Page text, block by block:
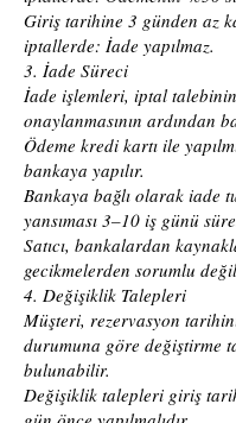
Giriş tarihine 3 günden az
iptallerde: İade yapılmaz.
3. İade Süreci
İade işlemleri, iptal talebinin
onaylanmasının ardından
Ödeme kredi kartı ile
bankaya yapılır.
Bankaya bağlı olarak iade
yansıması 3–10 iş günü
Satıcı, bankalardan
gecikmelerden sorumlu
4. Değişiklik Talepleri
Müşteri, rezervasyon
durumuna göre değiştirme
bulunabilir.
Değişiklik talepleri giriş